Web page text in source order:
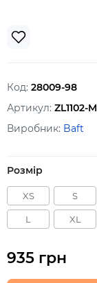
Код: 28009-98
Артикул: ZL1102-M
Виробник: Baft
Розмір
XS S
L XL
935 грн